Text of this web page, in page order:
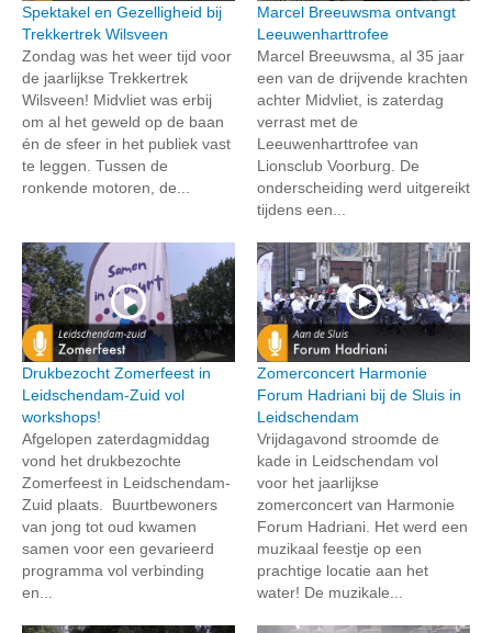
Spektakel en Gezelligheid bij
Trekkertrek Wilsveen
Zondag was het weer tijd voor
de jaarlijkse Trekkertrek
Wilsveen! Midvliet was erbij
om al het geweld op de baan
én de sfeer in het publiek vast
te leggen. Tussen de
ronkende motoren, de...
Marcel Breeuwsma ontvangt
Leeuwenharttrofee
Marcel Breeuwsma, al 35 jaar
een van de drijvende krachten
achter Midvliet, is zaterdag
verrast met de
Leeuwenharttrofee van
Lionsclub Voorburg. De
onderscheiding werd uitgereikt
tijdens een...
Drukbezocht Zomerfeest in
Leidschendam-Zuid vol
workshops!
Afgelopen zaterdagmiddag
vond het drukbezochte
Zomerfeest in Leidschendam-
Zuid plaats. Buurtbewoners
van jong tot oud kwamen
samen voor een gevarieerd
programma vol verbinding
en...
Zomerconcert Harmonie
Forum Hadriani bij de Sluis in
Leidschendam
Vrijdagavond stroomde de
kade in Leidschendam vol
voor het jaarlijkse
zomerconcert van Harmonie
Forum Hadriani. Het werd een
muzikaal feestje op een
prachtige locatie aan het
water! De muzikale...